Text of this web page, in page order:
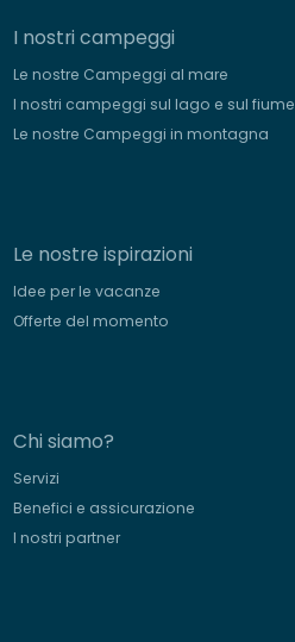
I nostri campeggi
Le nostre Campeggi al mare
I nostri campeggi sul lago e sul fiume
Le nostre Campeggi in montagna
Le nostre ispirazioni
Idee per le vacanze
Offerte del momento
Chi siamo?
Servizi
Benefici e assicurazione
I nostri partner